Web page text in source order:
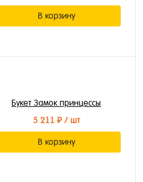
В корзину
Букет Замок принцессы
5 211 ₽/ шт
В корзину